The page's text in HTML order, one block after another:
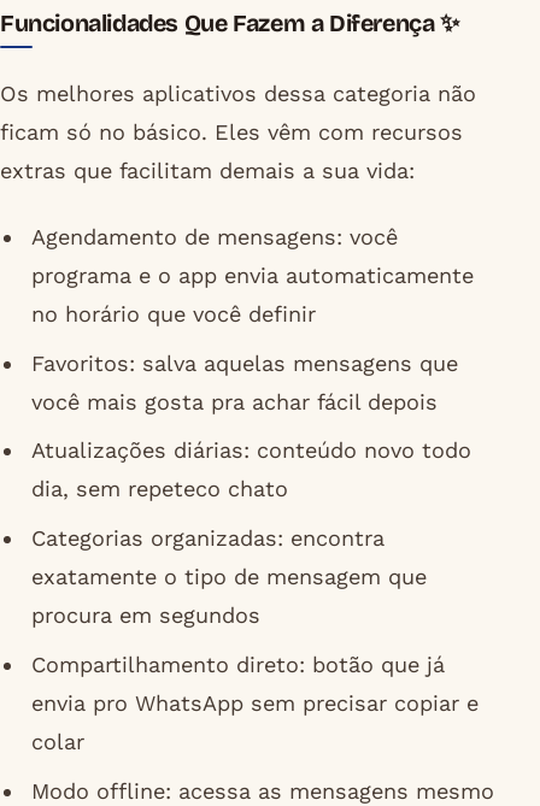
Funcionalidades Que Fazem a Diferença ✨
Os melhores aplicativos dessa categoria não
ficam só no básico. Eles vêm com recursos
extras que facilitam demais a sua vida:
Agendamento de mensagens: você
programa e o app envia automaticamente
no horário que você definir
Favoritos: salva aquelas mensagens que
você mais gosta pra achar fácil depois
Atualizações diárias: conteúdo novo todo
dia, sem repeteco chato
Categorias organizadas: encontra
exatamente o tipo de mensagem que
procura em segundos
Compartilhamento direto: botão que já
envia pro WhatsApp sem precisar copiar e
colar
Modo offline: acessa as mensagens mesmo